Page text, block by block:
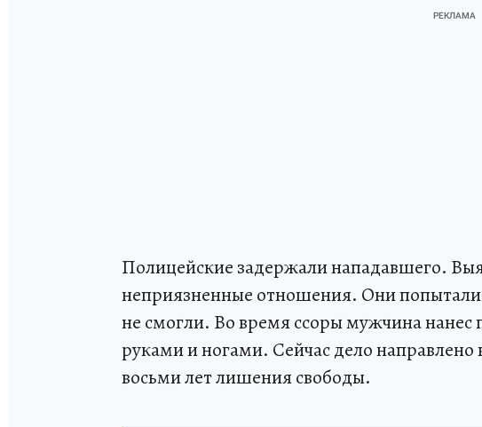
Полицейские задержали нападавшего.
неприязненные отношения. Они
не смогли. Во время ссоры мужчина нанес
руками и ногами. Сейчас дело
восьми лет лишения свободы.